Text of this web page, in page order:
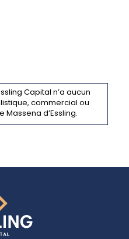
Capital n’a aucun
commercial ou
d’Essling.